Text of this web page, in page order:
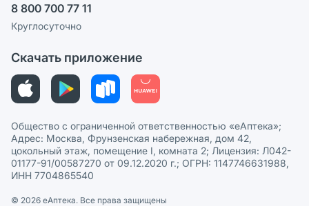
СМИ о нас
Политика рекомендаций
Политика в отношении обработки персональных данных
8 800 700 77 11
Круглосуточно
Скачать приложение
Общество с ограниченной ответственностью «еАптека»;
Адрес: Москва, Фрунзенская набережная, дом 42,
цокольный этаж, помещение I, комната 2; Лицензия: Л042-
01177-91/00587270 от 09.12.2020 г.; ОГРН: 1147746631988,
ИНН 7704865540
© 2026 eАптека. Все права защищены